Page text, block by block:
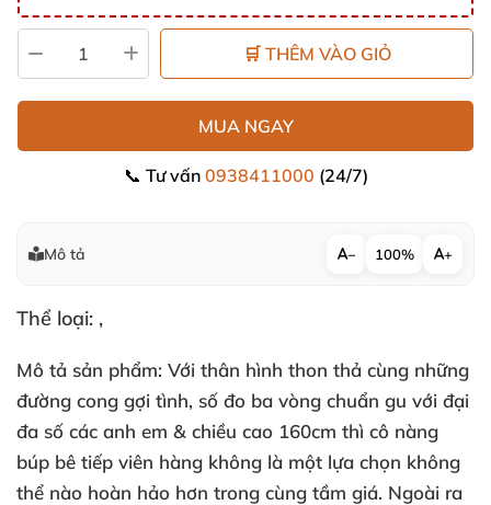
🛒 THÊM VÀO GIỎ
MUA NGAY
📞 Tư vấn 0938411000 (24/7)
Mô tả − 100% +
Thể loại: ,
Mô tả sản phẩm: Với thân hình thon thả cùng những
đường cong gợi tình, số đo ba vòng chuẩn gu với đại
đa số các anh em & chiều cao 160cm thì cô nàng
búp bê tiếp viên hàng không là một lựa chọn không
thể nào hoàn hảo hơn trong cùng tầm giá. Ngoài ra